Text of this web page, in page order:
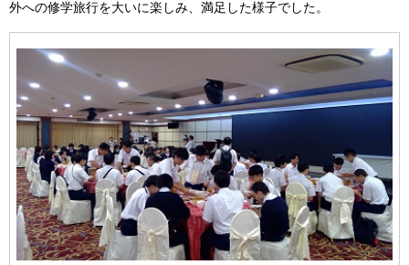
外への修学旅行を大いに楽しみ、満足した様子でした。